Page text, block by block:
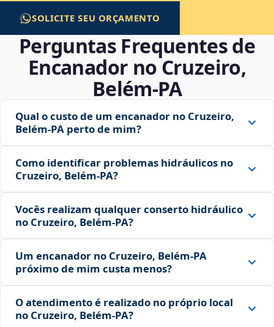
SOLICITE SEU ORÇAMENTO
Perguntas Frequentes de
Encanador no Cruzeiro,
Belém‑PA
Qual o custo de um encanador no Cruzeiro,
Belém‑PA perto de mim?
Como identificar problemas hidráulicos no
Cruzeiro, Belém‑PA?
Vocês realizam qualquer conserto hidráulico
no Cruzeiro, Belém‑PA?
Um encanador no Cruzeiro, Belém‑PA
próximo de mim custa menos?
O atendimento é realizado no próprio local
no Cruzeiro, Belém‑PA?